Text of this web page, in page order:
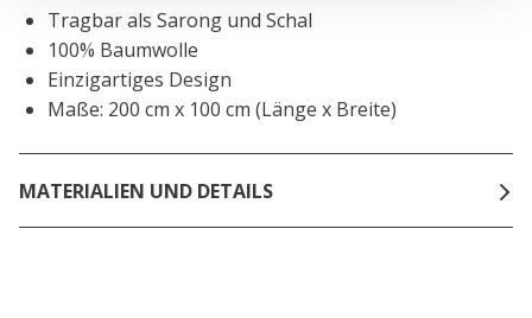
Tragbar als Sarong und Schal
100% Baumwolle
Einzigartiges Design
Maße: 200 cm x 100 cm (Länge x Breite)
MATERIALIEN UND DETAILS